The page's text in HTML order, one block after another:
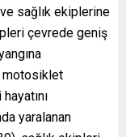
sağlık ekiplerine
çevrede geniş
motosiklet
yaralanan